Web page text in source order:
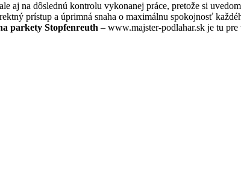
aj na dôslednú kontrolu vykonanej práce, pretože si
prístup a úprimná snaha o maximálnu spokojnosť
parkety Stopfenreuth – www.majster-podlahar.sk je tu pre